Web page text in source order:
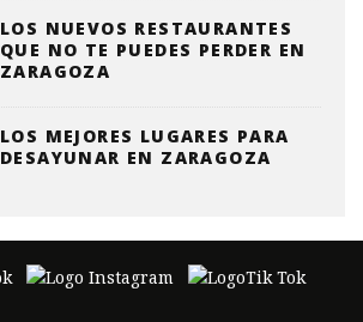
LOS NUEVOS RESTAURANTES
QUE NO TE PUEDES PERDER EN
ZARAGOZA
LOS MEJORES LUGARES PARA
DESAYUNAR EN ZARAGOZA